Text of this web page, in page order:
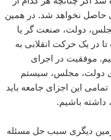
حاصل نخواهد شد. در همین
دولت، صنعت گر یا
در یک حرکت انقلابى به
موفقیت در اجراى
دولت، مجلس، سیستم
این اجزاى جامعه باید
داشته باشیم.
زمین دیگرى سبب حل مسئله